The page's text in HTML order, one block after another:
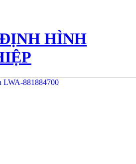
HÌNH